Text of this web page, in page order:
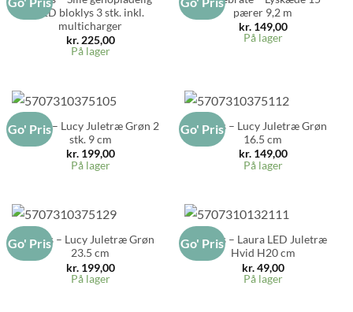
LED bloklys 3 stk. inkl.
multicharger
kr.225,00
På lager
pærer 9,2 m
kr.149,00
På lager
Go' Pris
Sirius – Lucy Juletræ Grøn 2
stk. 9 cm
kr.199,00
På lager
Go' PrisSirius – Lucy Juletræ Grøn
16.5 cm
kr.149,00
På lager
Go' PrisSirius – Lucy Juletræ Grøn
23.5 cm
kr.199,00
På lager
Go' PrisSirius – Laura LED Juletræ
Hvid H20 cm
kr.49,00
På lager